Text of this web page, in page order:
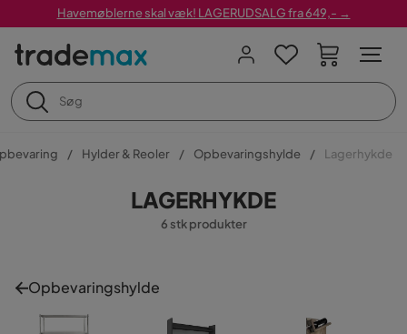
Havemøblerne skal væk! LAGERUDSALG fra 649,- →
Hylder & Reoler Opbevaringshylde Lagerhykde
LAGERHYKDE
6 stk produkter
Opbevaringshylde